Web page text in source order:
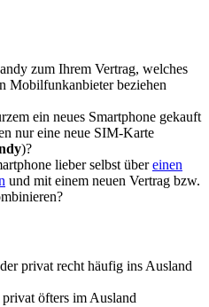
zum Ihrem Vertrag, welches
Mobilfunkanbieter beziehen
ein neues Smartphone gekauft
nur eine neue SIM-Karte
)?
lieber selbst übereinen
und mit einem neuen Vertrag bzw.
privat recht häufig ins Ausland
öfters im Ausland